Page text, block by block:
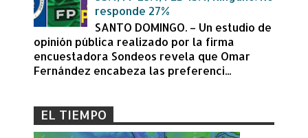
responde 27%
SANTO DOMINGO. – Un estudio de
opinión pública realizado por la firma
encuestadora Sondeos revela que Omar
Fernández encabeza las preferenci...
EL TIEMPO